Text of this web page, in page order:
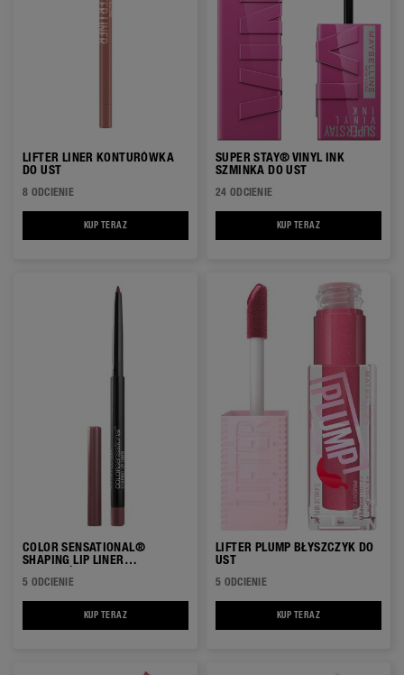
LIFTER LINER KONTURÓWKA
DO UST
8 ODCIENIE
KUP TERAZ
SUPER STAY® VINYL INK
SZMINKA DO UST
24 ODCIENIE
KUP TERAZ
COLOR SENSATIONAL®
SHAPING LIP LINER
5 ODCIENIE
KUP TERAZ COLOR SENSATIONAL® SHAPING LIP LINER KONTURÓWKA DO UST
LIFTER PLUMP BŁYSZCZYK DO
UST
5 ODCIENIE
KUP TERAZ